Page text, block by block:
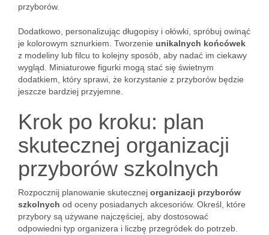
przyborów.
Dodatkowo, personalizując długopisy i ołówki, spróbuj owinąć
je kolorowym sznurkiem. Tworzenie unikalnych końcówek
z modeliny lub filcu to kolejny sposób, aby nadać im ciekawy
wygląd. Miniaturowe figurki mogą stać się świetnym
dodatkiem, który sprawi, że korzystanie z przyborów będzie
jeszcze bardziej przyjemne.
Krok po kroku: plan
skutecznej organizacji
przyborów szkolnych
Rozpocznij planowanie skutecznej organizacji przyborów
szkolnych od oceny posiadanych akcesoriów. Określ, które
przybory są używane najczęściej, aby dostosować
odpowiedni typ organizera i liczbę przegródek do potrzeb.